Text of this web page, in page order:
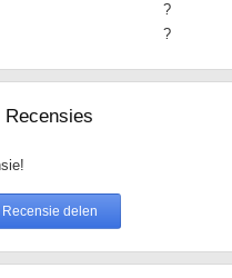
?
?
Recensies